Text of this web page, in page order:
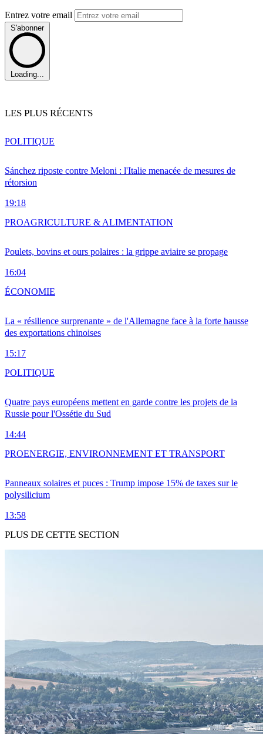
Entrez votre email
S'abonner
Loading...
LES PLUS RÉCENTS
Sánchez riposte contre Meloni : l'Italie menacée de mesures de
rétorsion
19:18
POLITIQUE
Poulets, bovins et ours polaires : la grippe aviaire se propage
16:04
PROAGRICULTURE & ALIMENTATION
La « résilience surprenante » de l'Allemagne face à la forte hausse
des exportations chinoises
15:17
ÉCONOMIE
Quatre pays européens mettent en garde contre les projets de la
Russie pour l'Ossétie du Sud
14:44
POLITIQUE
Panneaux solaires et puces : Trump impose 15% de taxes sur le
polysilicium
13:58
PROENERGIE, ENVIRONNEMENT ET TRANSPORT
PLUS DE CETTE SECTION